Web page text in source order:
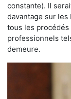
constante). Il
davantage sur
tous les
professionnels
demeure.